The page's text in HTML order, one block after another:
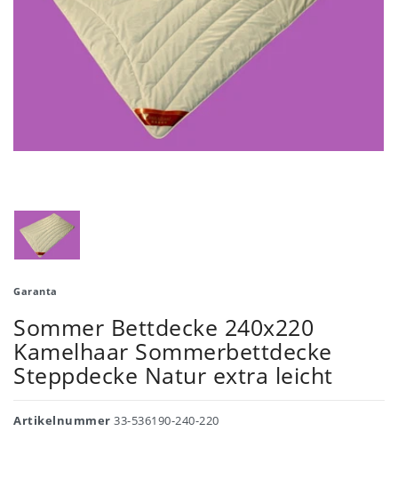
Garanta
Sommer Bettdecke 240x220
Kamelhaar Sommerbettdecke
Steppdecke Natur extra leicht
Artikelnummer 33-536190-240-220